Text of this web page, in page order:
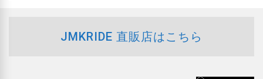
JMKRIDE 直販店はこちら